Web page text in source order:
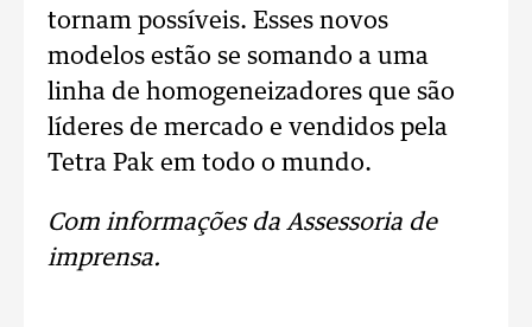
tornam possíveis. Esses novos
modelos estão se somando a uma
linha de homogeneizadores que são
líderes de mercado e vendidos pela
Tetra Pak em todo o mundo.
Com informações da Assessoria de
imprensa.